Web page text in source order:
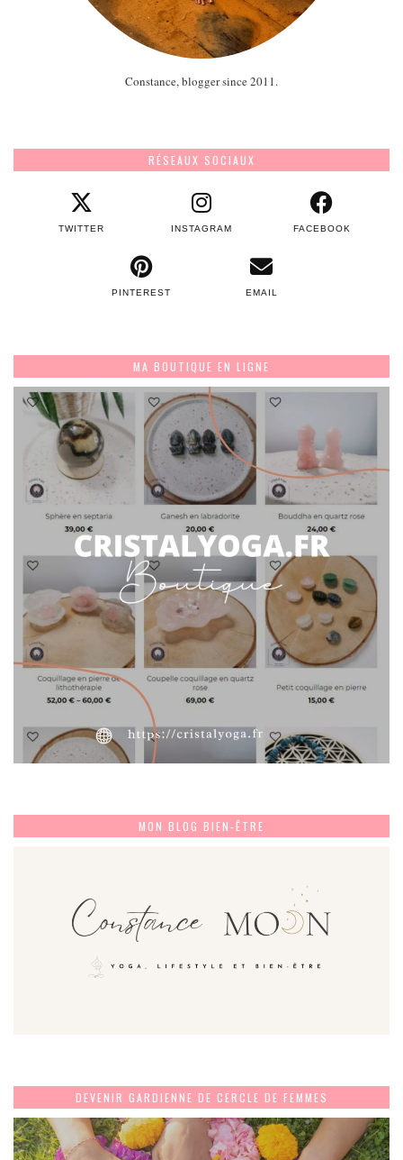
Constance, blogger since 2011.
RÉSEAUX SOCIAUX
TWITTER INSTAGRAM FACEBOOK
PINTEREST EMAIL
MA BOUTIQUE EN LIGNE
MON BLOG BIEN-ÊTRE
DEVENIR GARDIENNE DE CERCLE DE FEMMES